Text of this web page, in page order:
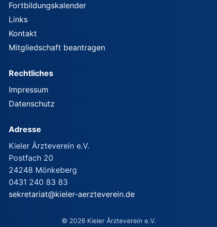
Fortbildungskalender
Links
Kontakt
Mitgliedschaft beantragen
Rechtliches
Impressum
Datenschutz
Adresse
Kieler Ärzteverein e.V.
Postfach 20
24248 Mönkeberg
0431 240 83 83
sekretariat@kieler-aerzteverein.de
© 2026 Kieler Ärzteverein e.V.